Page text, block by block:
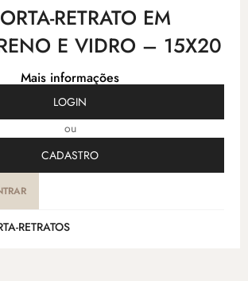
RETRATO EM
E VIDRO – 15X20
Mais informações
LOGIN
ou
CADASTRO
RETRATOS